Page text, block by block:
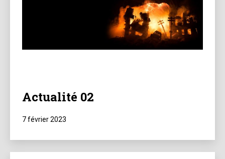
Actualité 02
Publié
7 février 2023